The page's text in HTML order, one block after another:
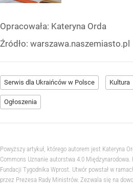
Opracowała: Kateryna Orda
Źródło: warszawa.naszemiasto.pl
Serwis dla Ukraińców w Polsce Kultura
Ogłoszenia
Powyższy artykuł, którego autorem jest Kateryna
Commons Uznanie autorstwa 4.0
Fundacji Tygodnika Wprost. Utwór powstał w
przez Prezesa Rady Ministrów. Zezwala się na